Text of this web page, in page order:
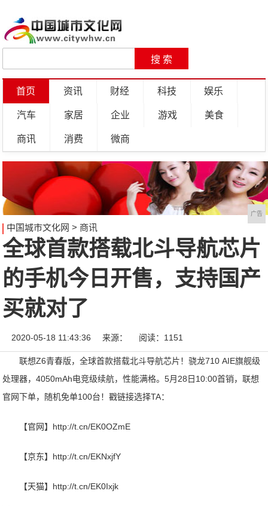
首页 资讯 财经 科技 娱乐
汽车 家居 企业 游戏 美食
商讯 消费 微商
广告
中国城市文化网 > 商讯
全球首款搭载北斗导航芯片
的手机今日开售，支持国产
买就对了
2020-05-18 11:43:36 来源： 阅读：1151
联想Z6青春版，全球首款搭载北斗导航芯片！骁龙710 AIE旗舰级
处理器，4050mAh电竞级续航，性能满格。5月28日10:00首销，联想
官网下单，随机免单100台！戳链接选择TA：
【官网】http://t.cn/EK0OZmE
【京东】http://t.cn/EKNxjfY
【天猫】http://t.cn/EK0Ixjk